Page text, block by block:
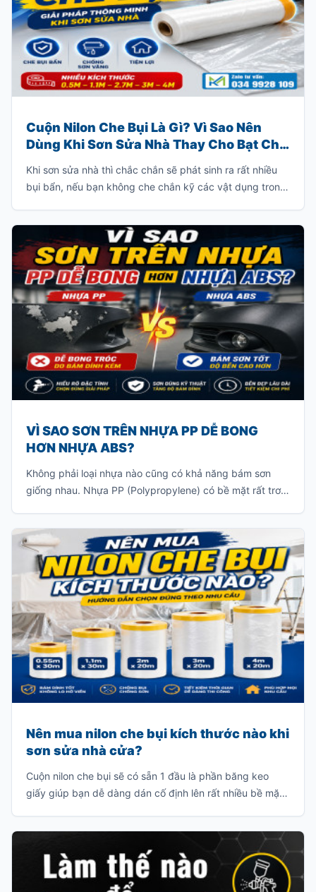
Cuộn Nilon Che Bụi Là Gì? Vì Sao Nên
Dùng Khi Sơn Sửa Nhà Thay Cho Bạt Che
Truyền Thống?
Khi sơn sửa nhà thì chắc chắn sẽ phát sinh ra rất nhiều
bụi bẩn, nếu bạn không che chắn kỹ các vật dụng trong
VÌ SAO SƠN TRÊN NHỰA PP DỄ BONG
HƠN NHỰA ABS?
Không phải loại nhựa nào cũng có khả năng bám sơn
giống nhau. Nhựa PP (Polypropylene) có bề mặt rất trơn
sơn rất dễ bong tróc khi va chạm hoặc sau một thời gian
sử dụng.
Nên mua nilon che bụi kích thước nào khi
sơn sửa nhà cửa?
Cuộn nilon che bụi sẽ có sẵn 1 đầu là phần băng keo
giấy giúp bạn dễ dàng dán cố định lên rất nhiều bề mặt
để bạn có thể bung ra và che chắn bụi bẩn, sơn văng